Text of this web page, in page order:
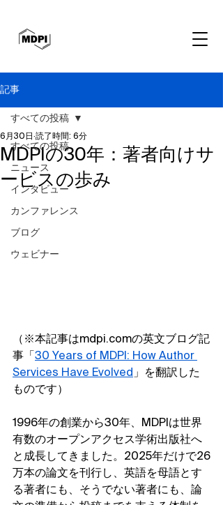
記事
すべての投稿
ニュース
インタビュー
カンファレンス
ブログ
ウェビナー
すべての投稿
MDPIの30年：著者向けサ
ービスの歩み
6月30日 読了時間: 6分
（※本記事はmdpi.comの英文ブログ記
事「 30 Years of MDPI: How Author
Services Have Evolved 」を翻訳した
ものです）
1996年の創業から30年、MDPIは世界
有数のオープンアクセス学術出版社へ
と成長してきました。2025年だけで26
万本の論文を刊行し、英語を母語とす
る著者にも、そうでない著者にも、論